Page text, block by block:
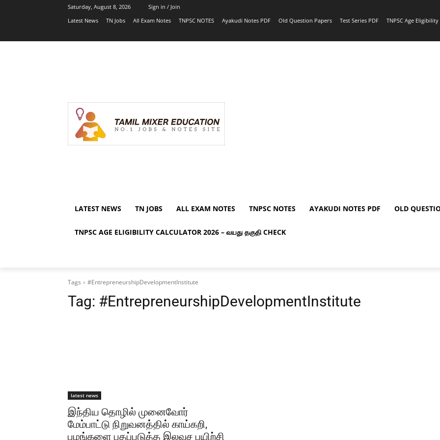
Saturday, August 8, 2026
Sign in / Join
Latest News
TN Jobs All Exam Notes TNPSC NOTES Ayakudi Notes PDF Old Question Papers Test Series PDF TNPSC Age
LATEST NEWS TN JOBS ALL EXAM NOTES TNPSC NOTES AYAKUDI NOTES PDF OLD
TNPSC AGE ELIGIBILITY CALCULATOR 2026 – வயது தகுதி CHECK
Tags #EntrepreneurshipDevelopmentInstitute
Tag: #EntrepreneurshipDevelopmentInstitute
latest news
இந்திய தொழில் முனைவோர்
மேம்பாட்டு நிறுவனத்தில் காய்கறி,
பழங்களை பதப்படுத்த இலவச பயிற்சி